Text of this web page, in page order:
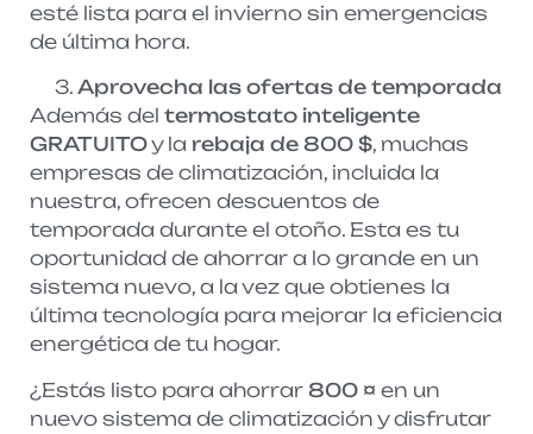
esté lista para el invierno sin emergencias
de última hora.
Aprovecha las ofertas de temporada
Además del termostato inteligente
GRATUITOy la rebaja de 800 $, muchas
empresas de climatización, incluida la
nuestra, ofrecen descuentos de
temporada durante el otoño. Esta es tu
oportunidad de ahorrar a lo grande en un
sistema nuevo, a la vez que obtienes la
última tecnología para mejorar la eficiencia
energética de tu hogar.
¿Estás listo para ahorrar 800 ¤ en un
nuevo sistema de climatización y disfrutar